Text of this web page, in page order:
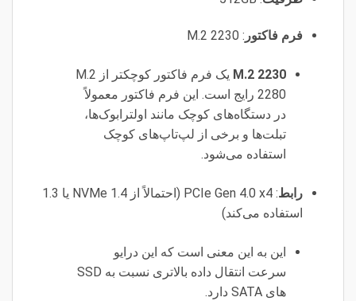
فرم فاکتور : M.2 2230
M.2 2230
یک فرم فاکتور کوچکتر از M.2
2280 رایج است. این فرم فاکتور معمولاً
در دستگاه‌های کوچک مانند اولترابوک‌ها،
تبلت‌ها و برخی از لپ‌تاپ‌های کوچک
استفاده می‌شود.
رابط
: PCIe Gen 4.0 x4 (احتمالاً از NVMe 1.4 یا 1.3
استفاده می‌کند)
این به این معنی است که این درایو
سرعت انتقال داده بالاتری نسبت به SSD
های SATA دارد.